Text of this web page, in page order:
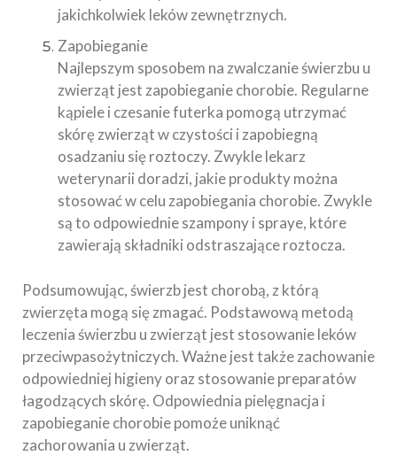
jakichkolwiek leków zewnętrznych.
Zapobieganie
Najlepszym sposobem na zwalczanie świerzbu u
zwierząt jest zapobieganie chorobie. Regularne
kąpiele i czesanie futerka pomogą utrzymać
skórę zwierząt w czystości i zapobiegną
osadzaniu się roztoczy. Zwykle lekarz
weterynarii doradzi, jakie produkty można
stosować w celu zapobiegania chorobie. Zwykle
są to odpowiednie szampony i spraye, które
zawierają składniki odstraszające roztocza.
Podsumowując, świerzb jest chorobą, z którą
zwierzęta mogą się zmagać. Podstawową metodą
leczenia świerzbu u zwierząt jest stosowanie leków
przeciwpasożytniczych. Ważne jest także zachowanie
odpowiedniej higieny oraz stosowanie preparatów
łagodzących skórę. Odpowiednia pielęgnacja i
zapobieganie chorobie pomoże uniknąć
zachorowania u zwierząt.